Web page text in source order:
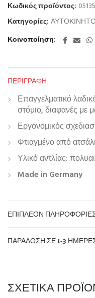
Κωδικός προϊόντος: 05135
Κατηγορίες:
Κοινοποίηση
ΠΕΡΙΓΡΑΦΉ
Επαγγελματικό
στόμιο, διαφανές με
Εργονομικός
Φτιαγμένο από ατσάλι
Υλικό αντλίας:
Made in Germany
ΕΠΙΠΛΈΟΝ
ΠΑΡΆΔΟΣΗ ΣΕ 1-3
ΣΧΕΤΙΚΆ